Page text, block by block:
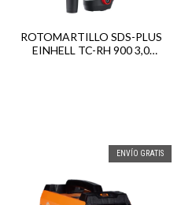
ROTOMARTILLO SDS-PLUS
EINHELL TC-RH 900 3,0
ENVÍO GRATIS